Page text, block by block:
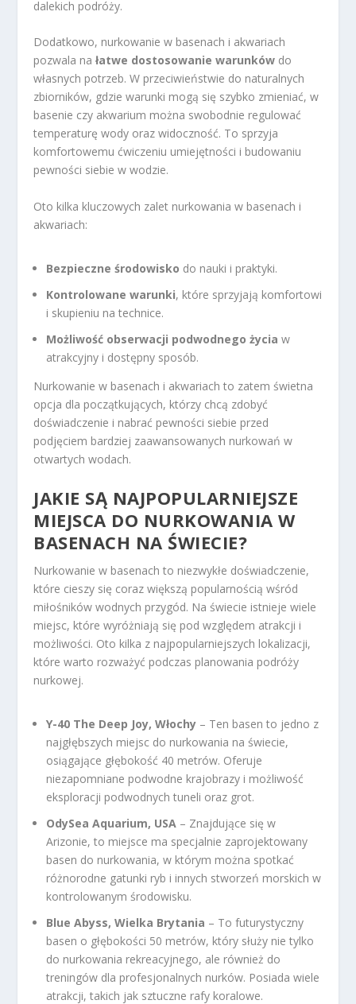
dalekich podróży.
Dodatkowo, nurkowanie w basenach i akwariach
pozwala nałatwe dostosowanie warunków do
własnych potrzeb. W przeciwieństwie do naturalnych
zbiorników, gdzie warunki mogą się szybko zmieniać, w
basenie czy akwarium można swobodnie regulować
temperaturę wody oraz widoczność. To sprzyja
komfortowemu ćwiczeniu umiejętności i budowaniu
pewności siebie w wodzie.
Oto kilka kluczowych zalet nurkowania w basenach i
akwariach:
Bezpieczne środowisko do nauki i praktyki.
Kontrolowane warunki, które sprzyjają komfortowi
i skupieniu na technice.
Możliwość obserwacji podwodnego życia w
atrakcyjny i dostępny sposób.
Nurkowanie w basenach i akwariach to zatem świetna
opcja dla początkujących, którzy chcą zdobyć
doświadczenie i nabrać pewności siebie przed
podjęciem bardziej zaawansowanych nurkowań w
otwartych wodach.
JAKIE SĄ NAJPOPULARNIEJSZE
MIEJSCA DO NURKOWANIA W
BASENACH NA ŚWIECIE?
Nurkowanie w basenach to niezwykłe doświadczenie,
które cieszy się coraz większą popularnością wśród
miłośników wodnych przygód. Na świecie istnieje wiele
miejsc, które wyróżniają się pod względem atrakcji i
możliwości. Oto kilka z najpopularniejszych lokalizacji,
które warto rozważyć podczas planowania podróży
nurkowej.
Y-40 The Deep Joy, Włochy – Ten basen to jedno z
najgłębszych miejsc do nurkowania na świecie,
osiągające głębokość 40 metrów. Oferuje
niezapomniane podwodne krajobrazy i możliwość
eksploracji podwodnych tuneli oraz grot.
OdySea Aquarium, USA – Znajdujące się w
Arizonie, to miejsce ma specjalnie zaprojektowany
basen do nurkowania, w którym można spotkać
różnorodne gatunki ryb i innych stworzeń morskich w
kontrolowanym środowisku.
Blue Abyss, Wielka Brytania – To futurystyczny
basen o głębokości 50 metrów, który służy nie tylko
do nurkowania rekreacyjnego, ale również do
treningów dla profesjonalnych nurków. Posiada wiele
atrakcji, takich jak sztuczne rafy koralowe.